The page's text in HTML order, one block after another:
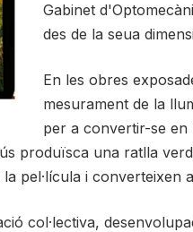
Gabinet
des de la seua
En les obres
mesurament de la
per a convertir-se en
produïsca una ratlla
pel·lícula i converteixen
col·lectiva,